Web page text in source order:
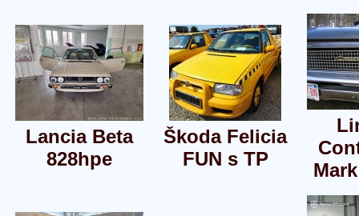
Lancia Beta
828hpe
Škoda Felicia
FUN s TP